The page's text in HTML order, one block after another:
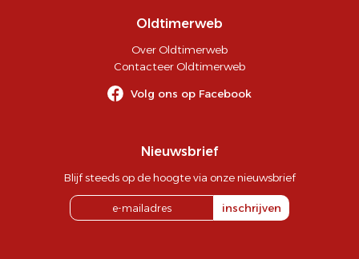
Oldtimerweb
Over Oldtimerweb
Contacteer Oldtimerweb
Volg ons op Facebook
Nieuwsbrief
Blijf steeds op de hoogte via onze nieuwsbrief
inschrijven